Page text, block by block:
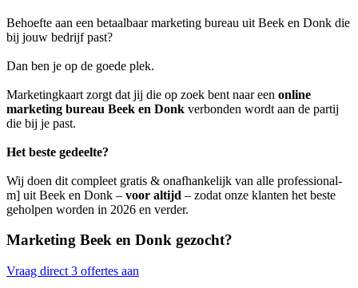
Behoefte aan een betaalbaar marketing bureau uit Beek en Donk die
bij jouw bedrijf past?
Dan ben je op de goede plek.
Marketingkaart zorgt dat jij die op zoek bent naar een online
marketing bureau Beek en Donk verbonden wordt aan de partij
die bij je past.
Het beste gedeelte?
Wij doen dit compleet gratis & onafhankelijk van alle professional-
m] uit Beek en Donk – voor altijd – zodat onze klanten het beste
geholpen worden in 2026 en verder.
Marketing Beek en Donk gezocht?
Vraag direct 3 offertes aan